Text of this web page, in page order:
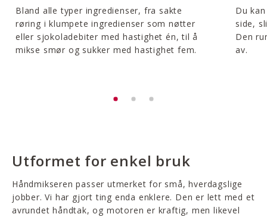
Bland alle typer ingredienser, fra sakte
røring i klumpete ingredienser som nøtter
eller sjokoladebiter med hastighet én, til å
mikse smør og sukker med hastighet fem.
Du
side,
Den
av.
Utformet for enkel bruk
Håndmikseren passer utmerket for små, hverdagslige
jobber. Vi har gjort ting enda enklere. Den er lett med et
avrundet håndtak, og motoren er kraftig, men likevel